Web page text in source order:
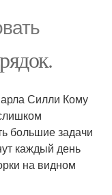
Силли Кому
большие задачи
каждый день
на видном